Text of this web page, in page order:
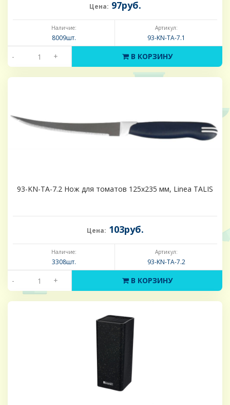
Цена: 97руб.
Наличие:
8009шт.
Артикул:
93-KN-TA-7.1
- + В КОРЗИНУ
93-KN-TA-7.2 Нож для томатов 125х235 мм, Linea TALIS
Цена: 103руб.
Наличие:
3308шт.
Артикул:
93-KN-TA-7.2
- + В КОРЗИНУ